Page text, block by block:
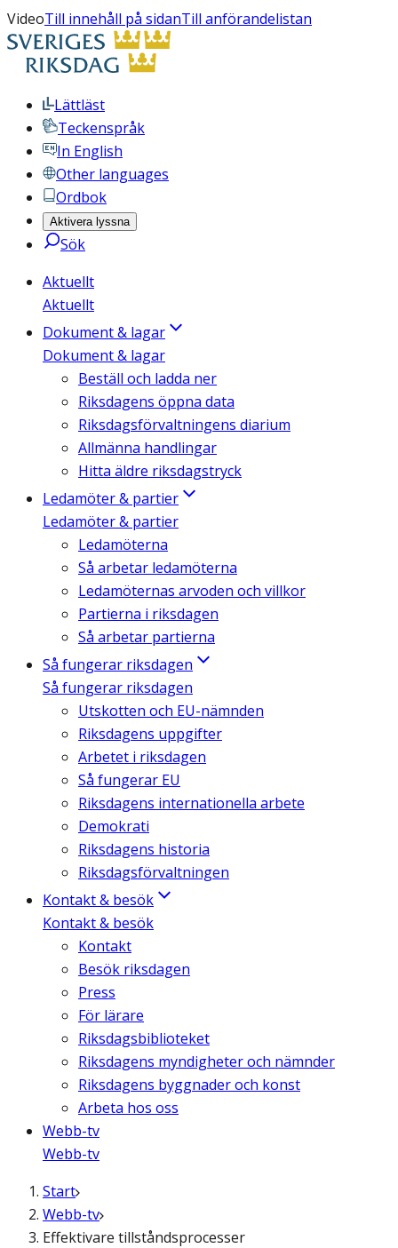
VideoTill innehåll på sidanTill anförandelistan
Lättläst
Teckenspråk
In English
Other languages
Ordbok
Aktivera lyssna
Sök
Aktuellt
Aktuellt
Dokument & lagar
Dokument & lagar
Beställ och ladda ner
Riksdagens öppna data
Riksdagsförvaltningens diarium
Allmänna handlingar
Hitta äldre riksdagstryck
Ledamöter & partier
Ledamöter & partier
Ledamöterna
Så arbetar ledamöterna
Ledamöternas arvoden och villkor
Partierna i riksdagen
Så arbetar partierna
Så fungerar riksdagen
Så fungerar riksdagen
Utskotten och EU-nämnden
Riksdagens uppgifter
Arbetet i riksdagen
Så fungerar EU
Riksdagens internationella arbete
Demokrati
Riksdagens historia
Riksdagsförvaltningen
Kontakt & besök
Kontakt & besök
Kontakt
Besök riksdagen
Press
För lärare
Riksdagsbiblioteket
Riksdagens myndigheter och nämnder
Riksdagens byggnader och konst
Arbeta hos oss
Webb-tv
Webb-tv
Start
Webb-tv
Effektivare tillståndsprocesser